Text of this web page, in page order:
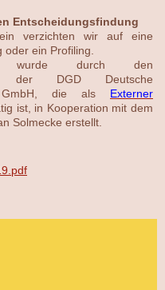
Entscheidungsfindung
verzichten wir auf eine
ein Profiling.
wurde durch den
der DGD Deutsche
GmbH, die als Externer
ist, in Kooperation mit dem
Solmecke erstellt.